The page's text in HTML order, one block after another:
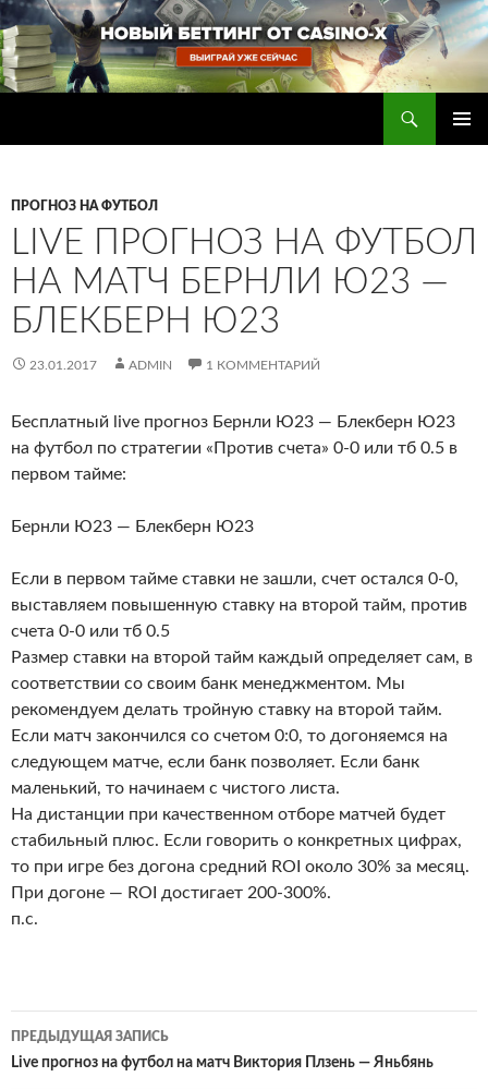
Перейти
к
содержимому
ПРОГНОЗ НА ФУТБОЛ
LIVE ПРОГНОЗ НА ФУТБОЛ
НА МАТЧ БЕРНЛИ Ю23 —
БЛЕКБЕРН Ю23
23.01.2017 ADMIN 1 КОММЕНТАРИЙ
Бесплатный live прогноз Бернли Ю23 — Блекберн Ю23
на футбол по стратегии «Против счета» 0-0 или тб 0.5 в
первом тайме:
Бернли Ю23 — Блекберн Ю23
Если в первом тайме ставки не зашли, счет остался 0-0,
выставляем повышенную ставку на второй тайм, против
счета 0-0 или тб 0.5
Размер ставки на второй тайм каждый определяет сам, в
соответствии со своим банк менеджментом. Мы
рекомендуем делать тройную ставку на второй тайм.
Если матч закончился со счетом 0:0, то догоняемся на
следующем матче, если банк позволяет. Если банк
маленький, то начинаем с чистого листа.
На дистанции при качественном отборе матчей будет
стабильный плюс. Если говорить о конкретных цифрах,
то при игре без догона средний ROI около 30% за месяц.
При догоне — ROI достигает 200-300%.
п.с.
Навигация
по
ПРЕДЫДУЩАЯ ЗАПИСЬ
Live прогноз на футбол на матч Виктория Плзень — Яньбянь